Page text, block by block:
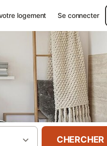
logement Se connecter
CHERCHER